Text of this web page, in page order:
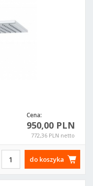
Cena:
950,00 PLN
772,36 PLN netto
do koszyka